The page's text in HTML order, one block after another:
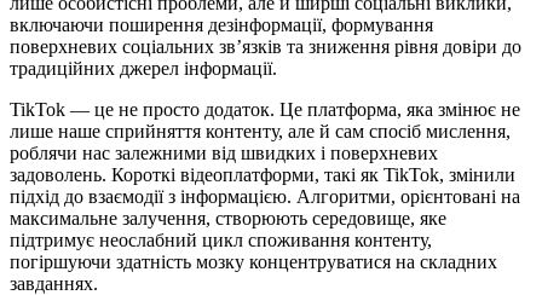
включаючи поширення дезінформації, формування
поверхневих соціальних зв’язків та зниження рівня довіри до
традиційних джерел інформації.
TikTok — це не просто додаток. Це платформа, яка змінює не
лише наше сприйняття контенту, але й сам спосіб мислення,
роблячи нас залежними від швидких і поверхневих
задоволень. Короткі відеоплатформи, такі як TikTok, змінили
підхід до взаємодії з інформацією. Алгоритми, орієнтовані на
максимальне залучення, створюють середовище, яке
підтримує неослабний цикл споживання контенту,
погіршуючи здатність мозку концентруватися на складних
завданнях.